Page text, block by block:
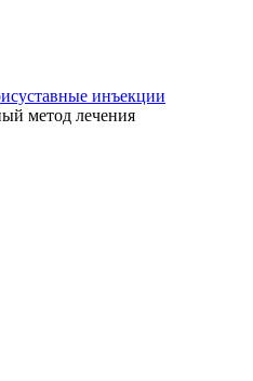
инъекции
метод лечения